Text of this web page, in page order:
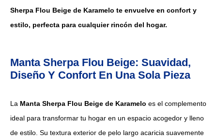
Sherpa Flou Beige de Karamelo te envuelve en confort y
estilo, perfecta para cualquier rincón del hogar.
Manta Sherpa Flou Beige: Suavidad,
Diseño Y Confort En Una Sola Pieza
La Manta Sherpa Flou Beige de Karamelo es el complemento
ideal para transformar tu hogar en un espacio acogedor y lleno
de estilo. Su textura exterior de pelo largo acaricia suavemente